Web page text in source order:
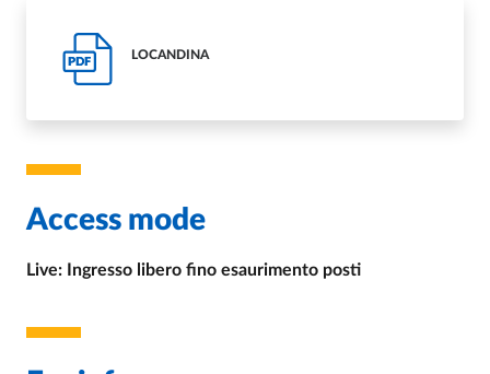
PDF
LOCANDINA
Access mode
Live: Ingresso libero fino esaurimento posti